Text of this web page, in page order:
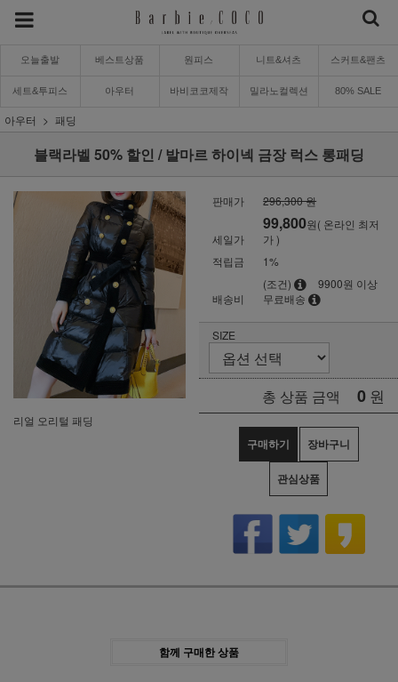
오늘출발 베스트상품 원피스 니트&셔츠 스커트&팬츠
세트&투피스 아우터 바비코코제작 밀라노컬렉션 80% SALE
아우터 패딩
블랙라벨 50% 할인 / 발마르 하이넥 금장 럭스 롱패딩
리얼 오리털 패딩
판매가 296,300 원
세일가
99,800원( 온라인 최저
가 )
적립금
1%
배송비
(조건)
9900원 이상
무료배송
SIZE
총 상품 금액 0 원
구매하기 장바구니
관심상품
함께 구매한 상품